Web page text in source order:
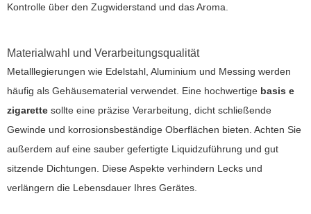
Kontrolle über den Zugwiderstand und das Aroma.
Materialwahl und Verarbeitungsqualität
Metalllegierungen wie Edelstahl, Aluminium und Messing werden
häufig als Gehäusematerial verwendet. Eine hochwertige basis e
zigarette sollte eine präzise Verarbeitung, dicht schließende
Gewinde und korrosionsbeständige Oberflächen bieten. Achten Sie
außerdem auf eine sauber gefertigte Liquidzuführung und gut
sitzende Dichtungen. Diese Aspekte verhindern Lecks und
verlängern die Lebensdauer Ihres Gerätes.